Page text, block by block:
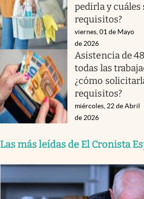
pedirla y cuáles
requisitos?
viernes, 01 de Mayo
de 2026
Asistencia de
todas las
¿cómo
requisitos?
miércoles, 22 de Abril
de 2026
Las más leídas de El Cronista